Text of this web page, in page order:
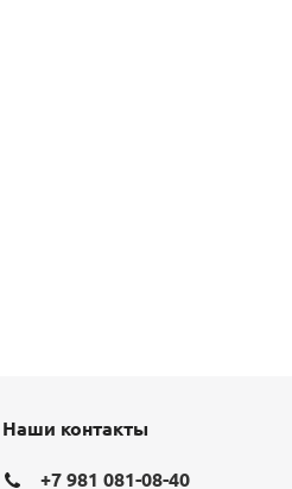
Наши контакты
+7 981 081-08-40